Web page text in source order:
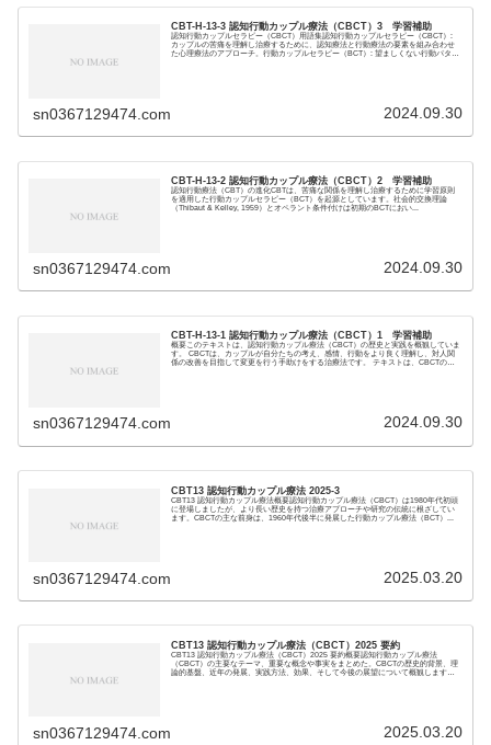
CBT-H-13-3 認知行動カップル療法（CBCT）3 学習補助
認知行動カップルセラピー（CBCT）用語集認知行動カップルセラピー（CBCT）:
カップルの苦痛を理解し治療するために、認知療法と行動療法の要素を組み合わせ
た心理療法のアプローチ。行動カップルセラピー（BCT）: 望ましくない行動パター
sn0367129474.com 2024.09.30
CBT-H-13-2 認知行動カップル療法（CBCT）2 学習補助
認知行動療法（CBT）の進化CBTは、苦痛な関係を理解し治療するために学習原則
を適用した行動カップルセラピー（BCT）を起源としています。社会的交換理論
（Thibaut & Kelley, 1959）とオペラント条件付けは初期のBCTにおい...
sn0367129474.com 2024.09.30
CBT-H-13-1 認知行動カップル療法（CBCT）1 学習補助
概要このテキストは、認知行動カップル療法（CBCT）の歴史と実践を概観していま
す。 CBCTは、カップルが自分たちの考え、感情、行動をより良く理解し、対人関
係の改善を目指して変更を行う手助けをする治療法です。 テキストは、CBCTのル
sn0367129474.com 2024.09.30
CBT13 認知行動カップル療法 2025-3
CBT13 認知行動カップル療法概要認知行動カップル療法（CBCT）は1980年代初頭
に登場しましたが、より長い歴史を持つ治療アプローチや研究の伝統に根ざしてい
ます。CBCTの主な前身は、1960年代後半に発展した行動カップル療法（BCT）...
sn0367129474.com 2025.03.20
CBT13 認知行動カップル療法（CBCT）2025 要約
CBT13 認知行動カップル療法（CBCT）2025 要約概要認知行動カップル療法
（CBCT）の主要なテーマ、重要な概念や事実をまとめた。CBCTの歴史的背景、理
論的基盤、近年の発展、実践方法、効果、そして今後の展望について概観します。
sn0367129474.com 2025.03.20